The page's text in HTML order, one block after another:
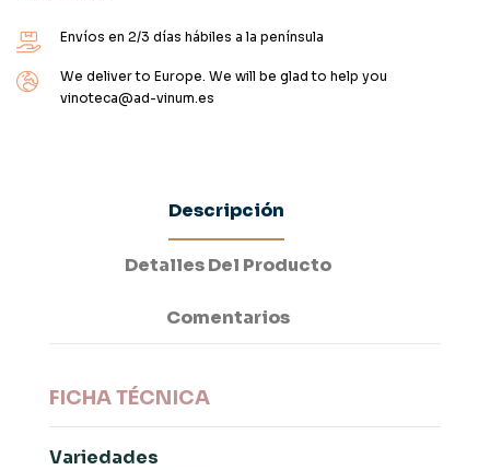
Envíos en 2/3 días hábiles a la península
We deliver to Europe. We will be glad to help you
vinoteca@ad-vinum.es
Descripción
Detalles Del Producto
Comentarios
FICHA TÉCNICA
Variedades